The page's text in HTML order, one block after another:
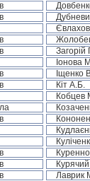
Загорій
Іонова
Іщенко
Кіт А.Б.
Кобцев
Лаврик